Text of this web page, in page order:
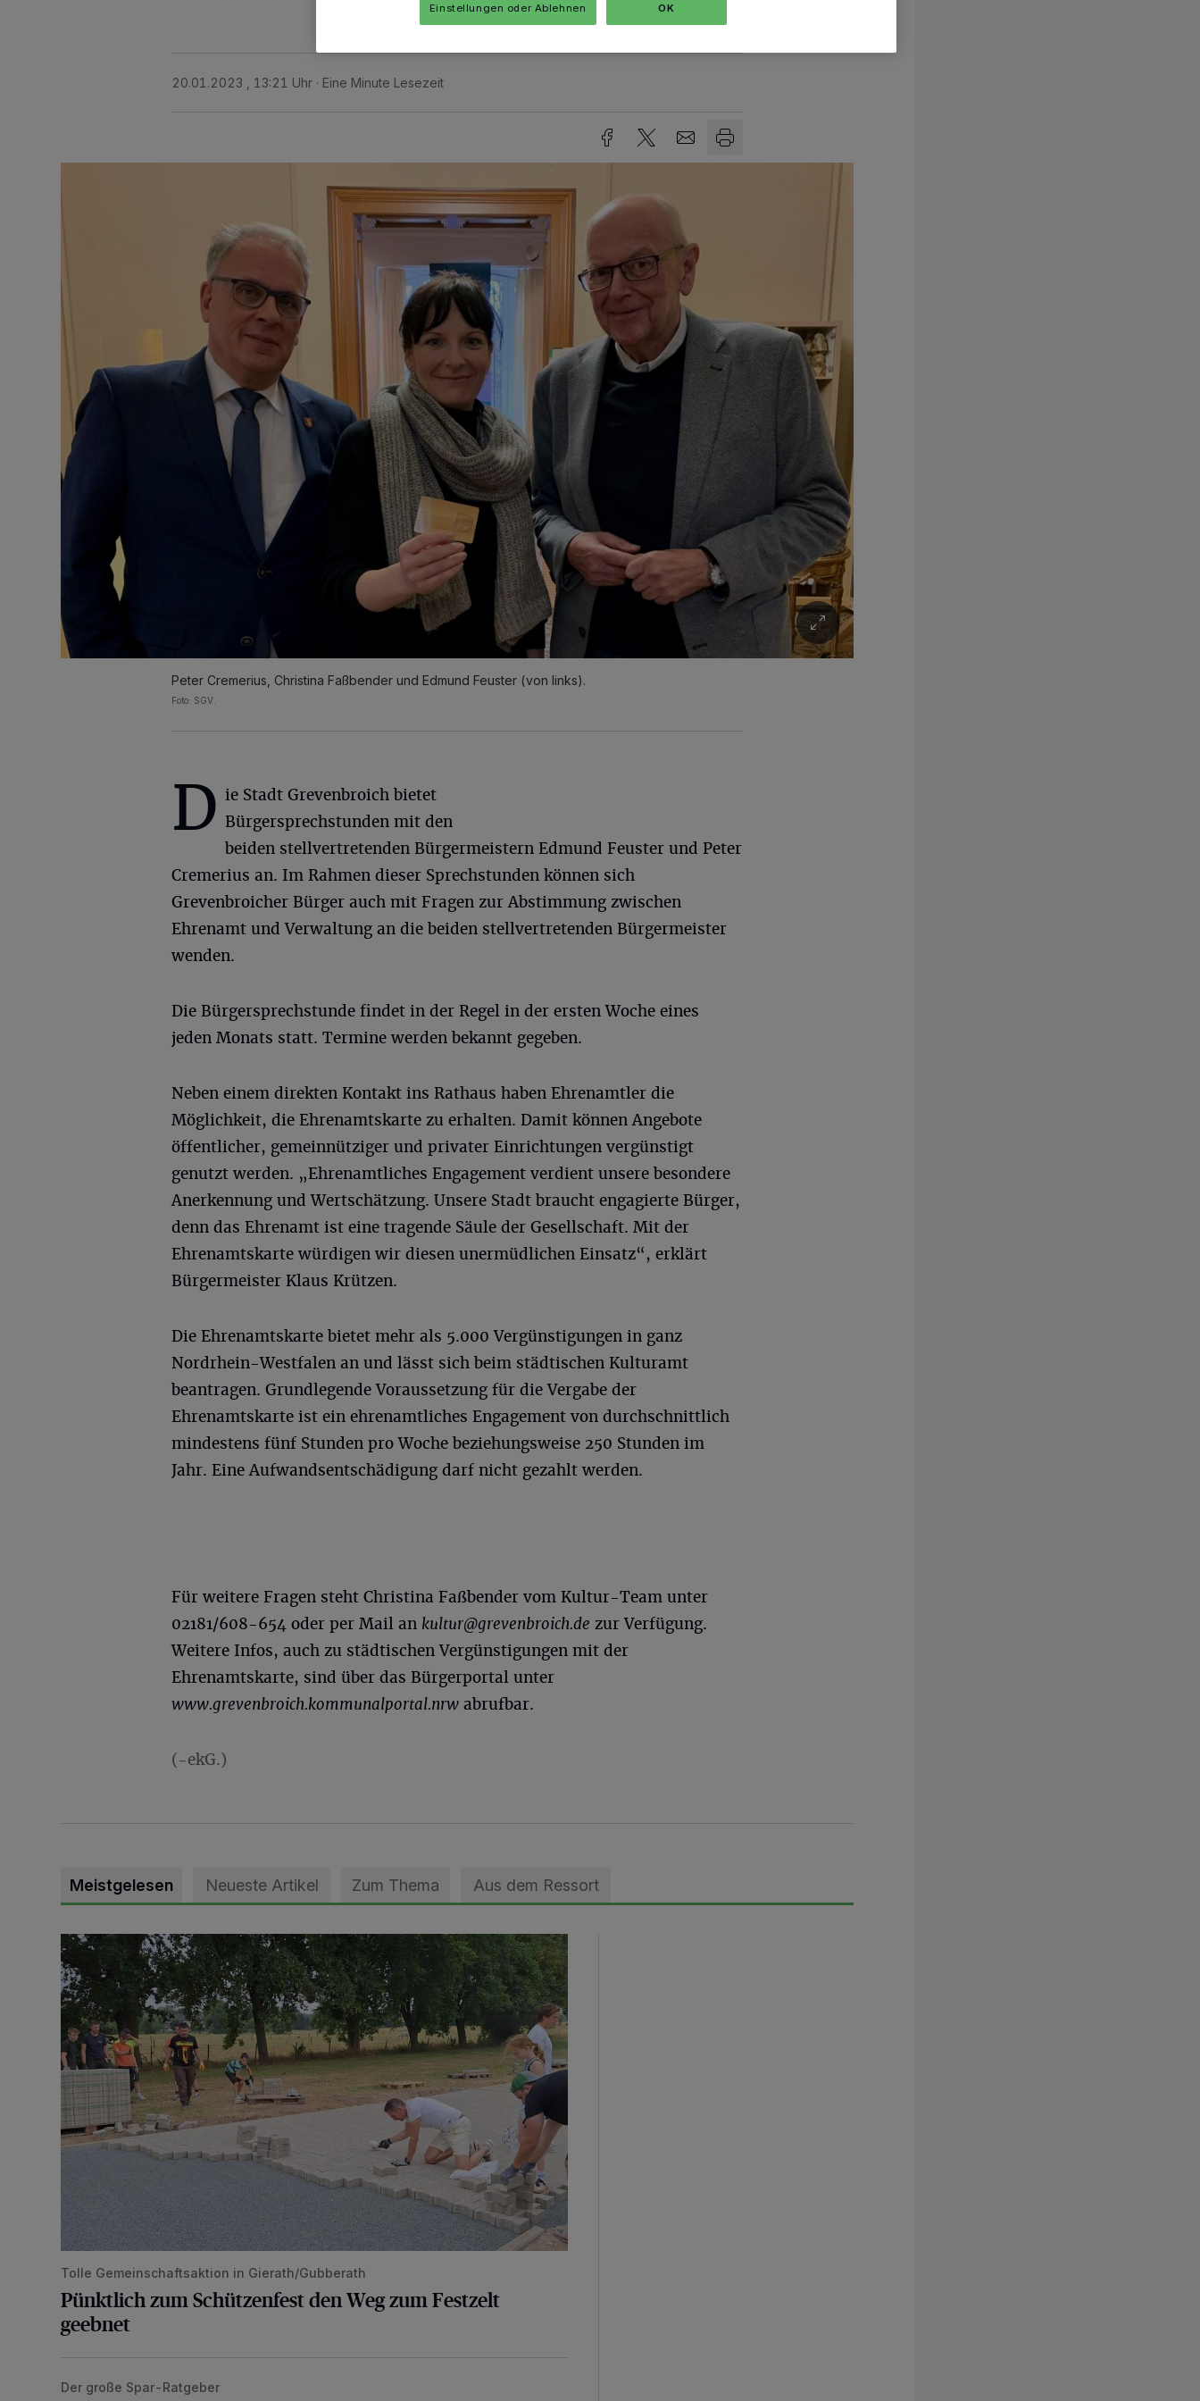
20.01.2023 , 13:21 Uhr Eine Minute Lesezeit
Peter Cremerius, Christina Faßbender und Edmund Feuster (von links).
Foto: SGV.
D ie Stadt Grevenbroich bietet
Bürgersprechstunden mit den
beiden stellvertretenden Bürgermeistern Edmund Feuster und Peter
Cremerius an. Im Rahmen dieser Sprechstunden können sich
Grevenbroicher Bürger auch mit Fragen zur Abstimmung zwischen
Ehrenamt und Verwaltung an die beiden stellvertretenden Bürgermeister
wenden.
Die Bürgersprechstunde findet in der Regel in der ersten Woche eines
jeden Monats statt. Termine werden bekannt gegeben.
Neben einem direkten Kontakt ins Rathaus haben Ehrenamtler die
Möglichkeit, die Ehrenamtskarte zu erhalten. Damit können Angebote
öffentlicher, gemeinnütziger und privater Einrichtungen vergünstigt
genutzt werden. „Ehrenamtliches Engagement verdient unsere besondere
Anerkennung und Wertschätzung. Unsere Stadt braucht engagierte Bürger,
denn das Ehrenamt ist eine tragende Säule der Gesellschaft. Mit der
Ehrenamtskarte würdigen wir diesen unermüdlichen Einsatz“, erklärt
Bürgermeister Klaus Krützen.
Die Ehrenamtskarte bietet mehr als 5.000 Vergünstigungen in ganz
Nordrhein-Westfalen an und lässt sich beim städtischen Kulturamt
beantragen. Grundlegende Voraussetzung für die Vergabe der
Ehrenamtskarte ist ein ehrenamtliches Engagement von durchschnittlich
mindestens fünf Stunden pro Woche beziehungsweise 250 Stunden im
Jahr. Eine Aufwandsentschädigung darf nicht gezahlt werden.
Für weitere Fragen steht Christina Faßbender vom Kultur-Team unter
02181/608-654 oder per Mail an kultur@grevenbroich.de zur Verfügung.
Weitere Infos, auch zu städtischen Vergünstigungen mit der
Ehrenamtskarte, sind über das Bürgerportal unter
www.grevenbroich.kommunalportal.nrw abrufbar.
(-ekG.)
Meistgelesen Neueste Artikel Zum Thema Aus dem Ressort
Pünktlich zum Schützenfest den Weg zum Festzelt geebnet
Tolle Gemeinschaftsaktion in Gierath/Gubberath
Pünktlich zum Schützenfest den Weg zum Festzelt
geebnet
Lohnen sich kompatible Druckerpatronen?
Der große Spar-Ratgeber
Einstellungen oder Ablehnen OK